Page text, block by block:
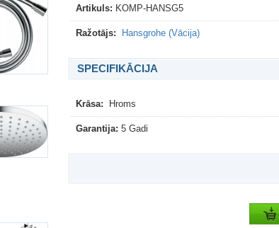
Artikuls: KOMP-HANSG5
Ražotājs: Hansgrohe (Vācija)
SPECIFIKĀCIJA
Krāsa: Hroms
Garantija: 5 Gadi